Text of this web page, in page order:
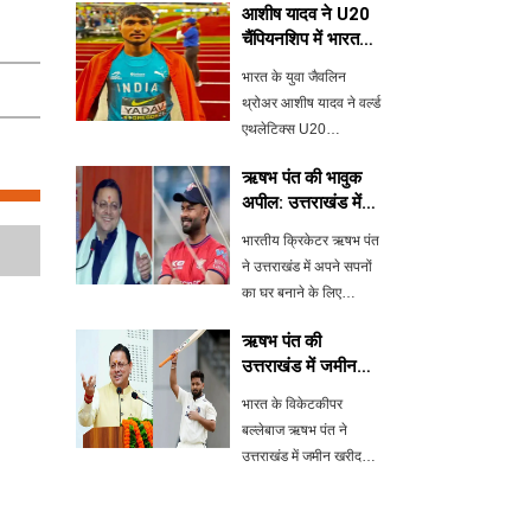
आशीष यादव ने U20
चैंपियनशिप में भारत
के लिए जीता रजत
पदक
भारत के युवा जैवलिन
थ्रोअर आशीष यादव ने वर्ल्ड
एथलेटिक्स U20
जीतकर देश का मान बढ़ाया
है। उन्होंने अपने तीसरे
प्रयास में 74.09 मीटर का
थ्रो किया, जो उनके लिए
निर्णायक साबित हुआ।
ऋषभ पंत की भावुक
अपील: उत्तराखंड में
घर बनाने की चाह
भारतीय क्रिकेटर ऋषभ पंत
ने उत्तराखंड में अपने सपनों
का घर बनाने के लिए
से मदद मांगी है। पिछले तीन
वर्षों से जमीन खरीदने की
कोशिश कर रहे पंत ने सोशल
मीडिया पर अपनी भावनाएं
ऋषभ पंत की
उत्तराखंड में जमीन
खरीदने की इच्छा पर
मुख्यमंत्री का
आश्वासन
भारत के विकेटकीपर
बल्लेबाज ऋषभ पंत ने
उत्तराखंड में जमीन खरीदने